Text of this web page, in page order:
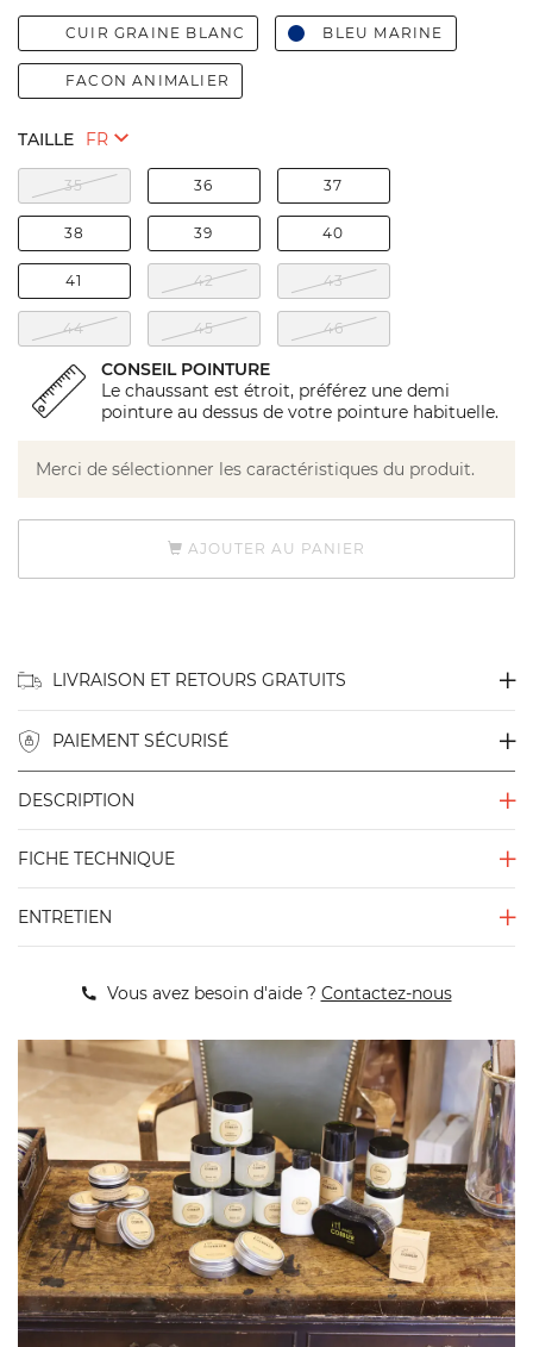
CUIR GRAINE BLANC BLEU MARINE
FACON ANIMALIER
TAILLE
35 36 37
38 39 40
41 42 43
44 45 46
CONSEIL POINTURE
Le chaussant est étroit, préférez une demi
pointure au dessus de votre pointure habituelle.
Merci de sélectionner les caractéristiques du produit.
AJOUTER AU PANIER
LIVRAISON ET RETOURS GRATUITS
PAIEMENT SÉCURISÉ
DESCRIPTION
FICHE TECHNIQUE
ENTRETIEN
Vous avez besoin d'aide ? Contactez-nous